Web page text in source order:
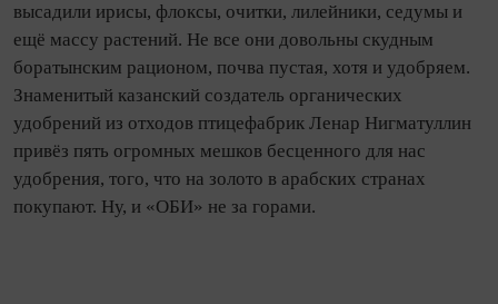
высадили ирисы, флоксы, очитки, лилейники, седумы и
ещё массу растений. Не все они довольны скудным
боратынским рационом, почва пустая, хотя и удобряем.
Знаменитый казанский создатель органических
удобрений из отходов птицефабрик Ленар Нигматуллин
привёз пять огромных мешков бесценного для нас
удобрения, того, что на золото в арабских странах
покупают. Ну, и «ОБИ» не за горами.